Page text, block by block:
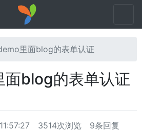
里面blog的表单认证
blog的表单认证
3514次浏览
9条回复